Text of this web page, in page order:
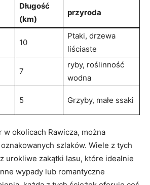
Długość
(km)
przyroda
10
Ptaki, drzewa
liściaste
7
ryby, roślinność
wodna
5 Grzyby, małe ssaki
w okolicach Rawicza, można
szlaków. Wiele z tych
urokliwe zakątki lasu, które idealnie
wypady lub romantyczne